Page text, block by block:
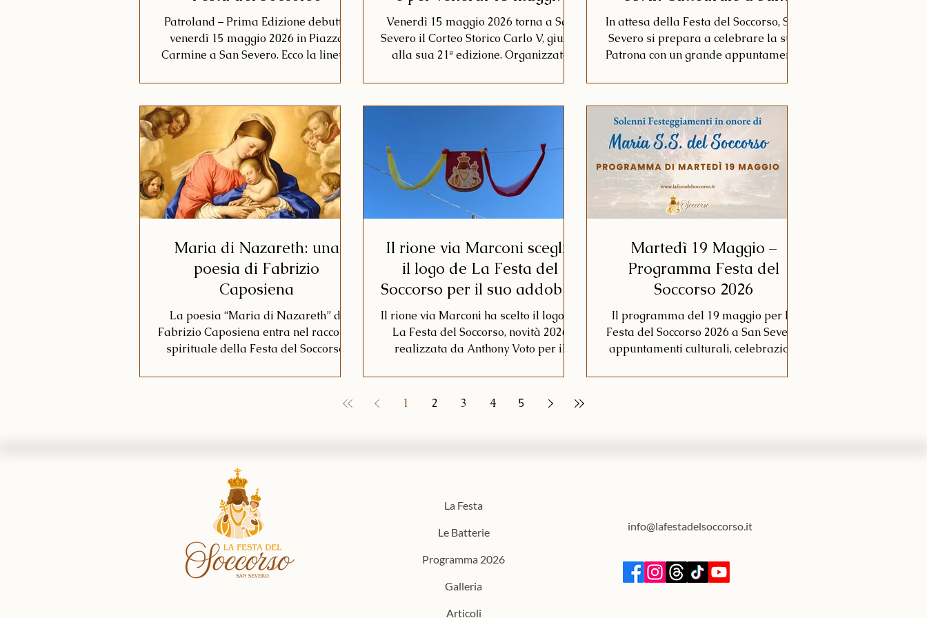
Patroland – Prima Edizione debutta
venerdì 15 maggio 2026 in Piazza
Carmine a San Severo. Ecco la lineup
gli artisti locali sul palco, gli orari
della serata e le info pratiche
sull'evento inserito nella Festa del
Soccorso.
2026
Venerdì 15 maggio 2026 torna a San
Severo il Corteo Storico Carlo V, giunto
alla sua 21ª edizione. Organizzato
Internazionale "L. Einaudi", l'evento
dedicato quest'anno al tema "Tiberio
alle ore 18.00 e la grande sfilata in
costume d'epoca alle ore 20.00, tra le
vie del centro storico.
Severo
In attesa della Festa del Soccorso, San
Severo si prepara a celebrare la sua
Patrona con un grande appuntamento
2026, alle ore 20.00, la Cattedrale di
Santa Maria Assunta ospita la terza
edizione dell'Omaggio a Maria SS. del
Soccorso, promosso dall'associazione
Armonie Daune con il Coro e
Orchestra "Concentus Cordis".
Maria di Nazareth: una
poesia di Fabrizio
Caposiena
La poesia “Maria di Nazareth” di
Fabrizio Caposiena entra nel racconto
spirituale della Festa del Soccorso,
devozione mariana.
Il rione via Marconi sceglie
il logo de La Festa del
Soccorso per il suo addobbo
rionale
Il rione via Marconi ha scelto il logo de
La Festa del Soccorso, novità 2026
realizzata da Anthony Voto per il
Martedì 19 Maggio –
Programma Festa del
Soccorso 2026
Il programma del 19 maggio per la
Festa del Soccorso 2026 a San Severo:
appuntamenti culturali, celebrazioni
1 2 3 4 5
La Festa
Le Batterie
Programma 2026
Galleria
Articoli
info@lafestadelsoccorso.it